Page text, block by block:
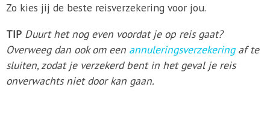
Zo kies jij de beste reisverzekering voor jou.
TIP Duurt het nog even voordat je op reis gaat?
Overweeg dan ook om een annuleringsverzekeringaf te
sluiten, zodat je verzekerd bent in het geval je reis
onverwachts niet door kan gaan.